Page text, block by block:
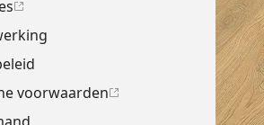
voorwaarden